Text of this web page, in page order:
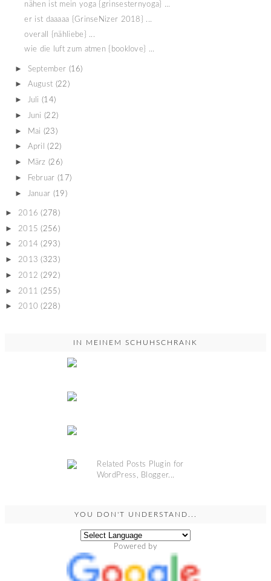
nähen ist mein yoga {grinsesternyoga} ...
er ist daaaaa {GrinseNizer 2018} ...
overall {nähliebe} ...
wie die luft zum atmen {booklove} ...
► September (16)
► August (22)
► Juli (14)
► Juni (22)
► Mai (23)
► April (22)
► März (26)
► Februar (17)
► Januar (19)
► 2016 (278)
► 2015 (256)
► 2014 (293)
► 2013 (323)
► 2012 (292)
► 2011 (255)
► 2010 (228)
IN MEINEM SCHUHSCHRANK
YOU DON'T UNDERSTAND...
Powered by